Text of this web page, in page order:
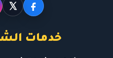
خدمات